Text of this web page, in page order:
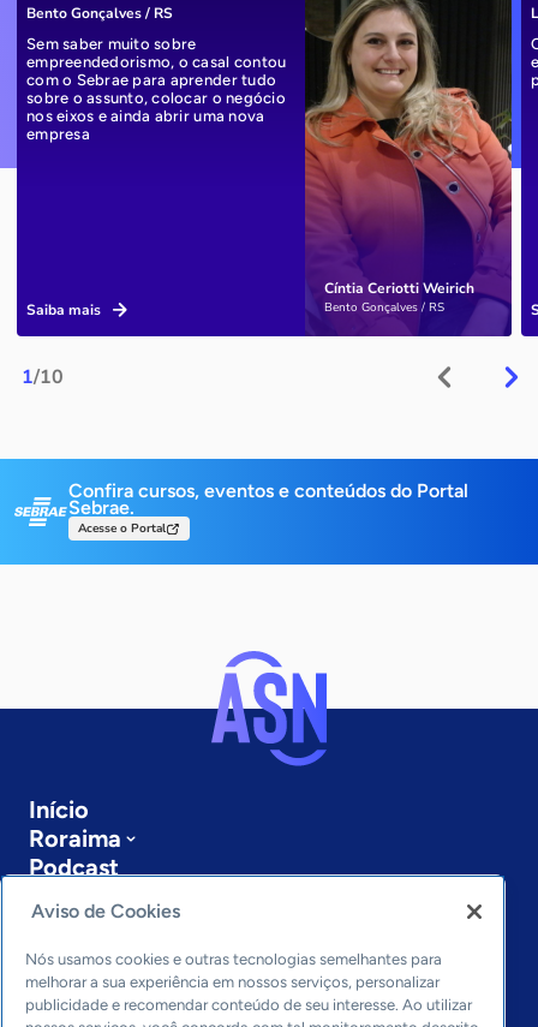
1/10
Cíntia Ceriotti Weirich
Bento Gonçalves / RS
Bento Gonçalves / RS
Sem saber muito sobre
empreendedorismo, o casal contou
com o Sebrae para aprender tudo
sobre o assunto, colocar o negócio
nos eixos e ainda abrir uma nova
empresa
Saiba mais
Confira cursos, eventos e conteúdos do Portal
Sebrae.
Acesse o Portal
Início
Roraima
Podcast
Sobre a ASN
Últimas notícias
Entre em contato
Editorias
Aviso de Cookies
Nós usamos cookies e outras tecnologias semelhantes para
melhorar a sua experiência em nossos serviços, personalizar
publicidade e recomendar conteúdo de seu interesse. Ao utilizar